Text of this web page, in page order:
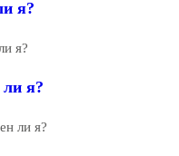
я?
я?
ли я?
ли я?